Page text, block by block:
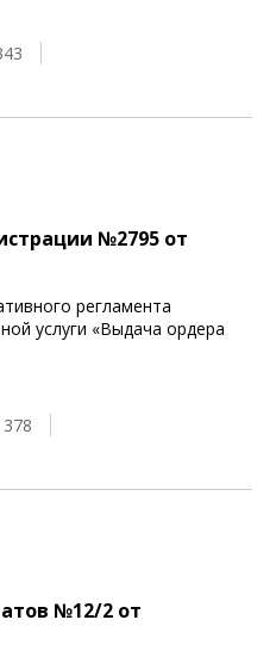
№2795 от
регламента
услуги «Выдача ордера
№12/2 от